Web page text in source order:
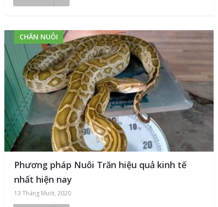
CHĂN NUÔI
Phương pháp Nuôi Trăn hiệu quả kinh tế
nhất hiện nay
13 Tháng Mười, 2020